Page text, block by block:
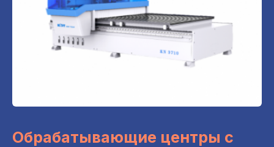
Обрабатывающие центры с